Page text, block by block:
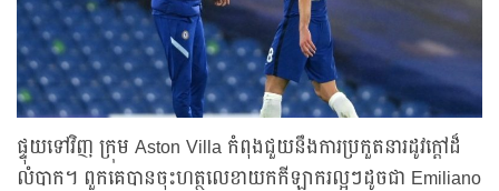
ផ្ទុយទៅវិញ ក្រុម Aston Villa កំពុងជួយនឹងការប្រកួតនារដូវក្តៅដ៏
លំបាក។ ពួកគេបានចុះហត្ថលេខាយកកីឡាករល្អៗដូចជា Emiliano